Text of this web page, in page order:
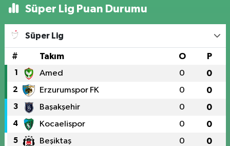
Süper Lig Puan Durumu
Süper Lig
# Takım O P
1 Amed 0 0
2 Erzurumspor FK 0 0
3 Başakşehir 0 0
4 Kocaelispor 0 0
5 Beşiktaş 0 0